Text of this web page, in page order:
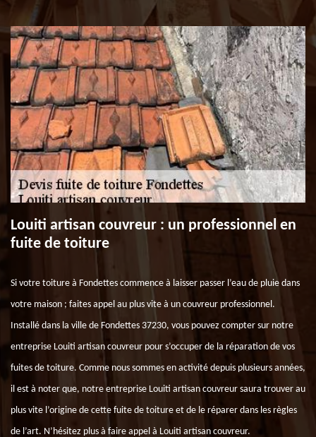
Louiti artisan couvreur : un professionnel en
fuite de toiture
Si votre toiture à Fondettes commence à laisser passer l’eau de pluie dans
votre maison ; faites appel au plus vite à un couvreur professionnel.
Installé dans la ville de Fondettes 37230, vous pouvez compter sur notre
entreprise Louiti artisan couvreur pour s’occuper de la réparation de vos
fuites de toiture. Comme nous sommes en activité depuis plusieurs années,
il est à noter que, notre entreprise Louiti artisan couvreur saura trouver au
plus vite l’origine de cette fuite de toiture et de le réparer dans les règles
de l’art. N’hésitez plus à faire appel à Louiti artisan couvreur.